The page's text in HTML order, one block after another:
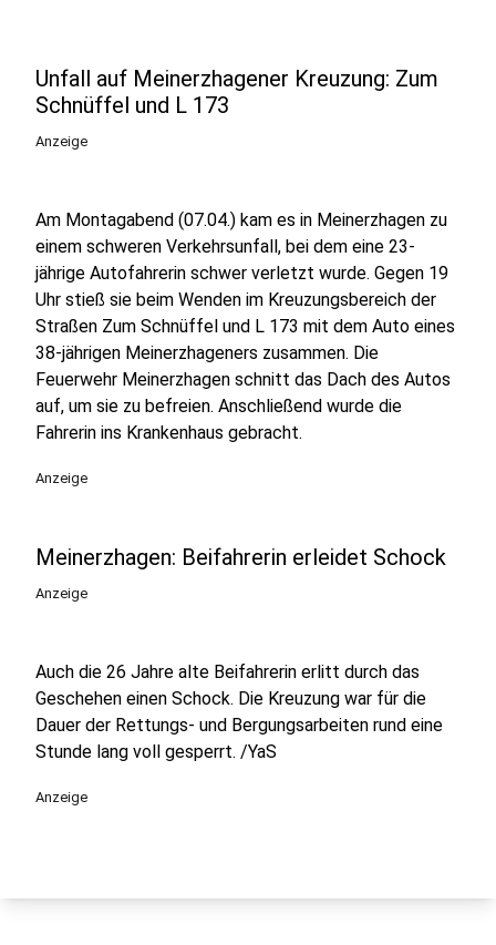
Unfall auf Meinerzhagener Kreuzung: Zum
Schnüffel und L 173
Anzeige
Am Montagabend (07.04.) kam es in Meinerzhagen zu
einem schweren Verkehrsunfall, bei dem eine 23-
jährige Autofahrerin schwer verletzt wurde. Gegen 19
Uhr stieß sie beim Wenden im Kreuzungsbereich der
Straßen Zum Schnüffel und L 173 mit dem Auto eines
38-jährigen Meinerzhageners zusammen. Die
Feuerwehr Meinerzhagen schnitt das Dach des Autos
auf, um sie zu befreien. Anschließend wurde die
Fahrerin ins Krankenhaus gebracht.
Anzeige
Meinerzhagen: Beifahrerin erleidet Schock
Anzeige
Auch die 26 Jahre alte Beifahrerin erlitt durch das
Geschehen einen Schock. Die Kreuzung war für die
Dauer der Rettungs- und Bergungsarbeiten rund eine
Stunde lang voll gesperrt. /YaS
Anzeige